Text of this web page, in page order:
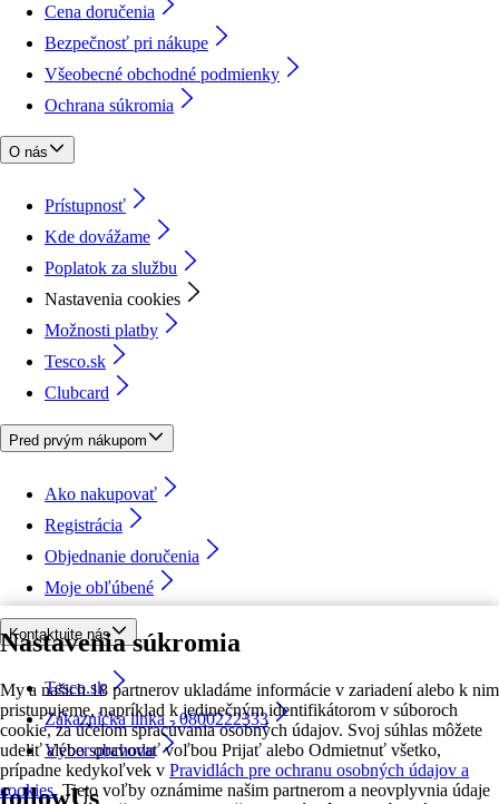
Nastavenia súkromia
My a našich 18 partnerov ukladáme informácie v zariadení alebo k nim
pristupujeme, napríklad k jedinečným identifikátorom v súboroch
cookie, za účelom spracúvania osobných údajov. Svoj súhlas môžete
udeliť alebo spravovať voľbou Prijať alebo Odmietnuť všetko,
prípadne kedykoľvek v Pravidlách pre ochranu osobných údajov a
cookies. Tieto voľby oznámime našim partnerom a neovplyvnia údaje
Cena doručenia
Bezpečnosť pri nákupe
Všeobecné obchodné podmienky
Ochrana súkromia
O nás
Prístupnosť
Kde dovážame
Poplatok za službu
Nastavenia cookies
Možnosti platby
Tesco.sk
Clubcard
Pred prvým nákupom
Ako nakupovať
Registrácia
Objednanie doručenia
Moje obľúbené
Kontaktujte nás
Tesco.sk
Zákaznícka linka - 0800222333
Výber obchodu
followUs